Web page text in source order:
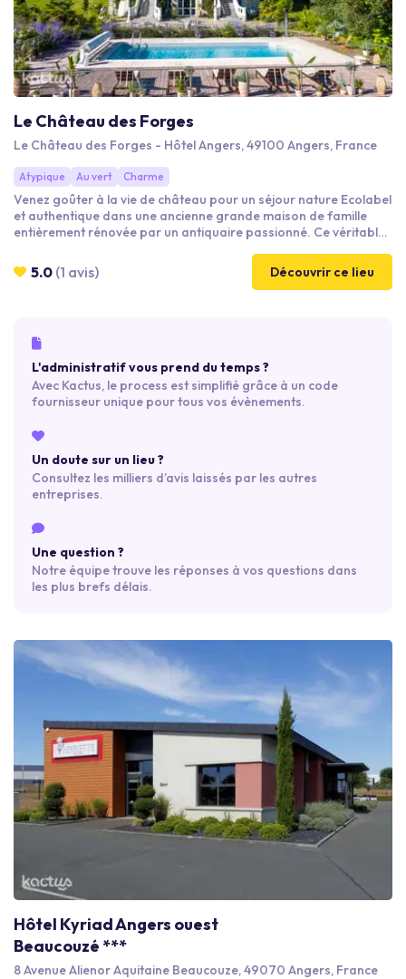
ville.
Le Château des Forges
Le Château des Forges - Hôtel Angers, 49100 Angers, France
Atypique Au vert Charme
Venez goûter à la vie de château pour un séjour nature Ecolabel
et authentique dans une ancienne grande maison de famille
entièrement rénovée par un antiquaire passionné. Ce véritable
un écrin de verdure de 6 hectares et profite d’une vue
exceptionnelle sur les vallées de Saint-Aubin. Prenez le temps de
5.0 (1 avis) Découvrir ce lieu
L'administratif vous prend du temps ?
Avec Kactus, le process est simplifié grâce à un code
fournisseur unique pour tous vos évènements.
Un doute sur un lieu ?
Consultez les milliers d’avis laissés par les autres
entreprises.
Une question ?
Notre équipe trouve les réponses à vos questions dans
les plus brefs délais.
Hôtel Kyriad Angers ouest
Beaucouzé ***
8 Avenue Alienor Aquitaine Beaucouze, 49070 Angers, France